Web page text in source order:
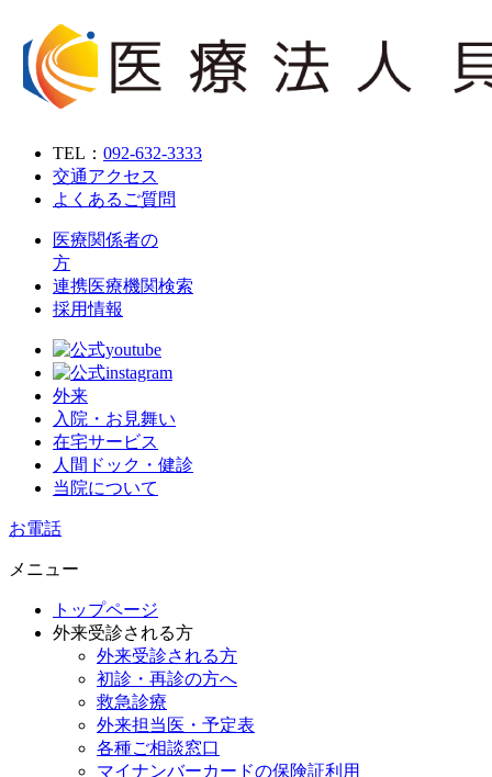
TEL： 092-632-3333
交通アクセス
よくあるご質問
医療関係者の
方
連携医療機関検索
採用情報
外来
入院・お見舞い
在宅サービス
人間ドック・健診
当院について
お電話
メニュー
トップページ
外来受診される方
外来受診される方
初診・再診の方へ
救急診療
外来担当医・予定表
各種ご相談窓口
マイナンバーカードの保険証利用